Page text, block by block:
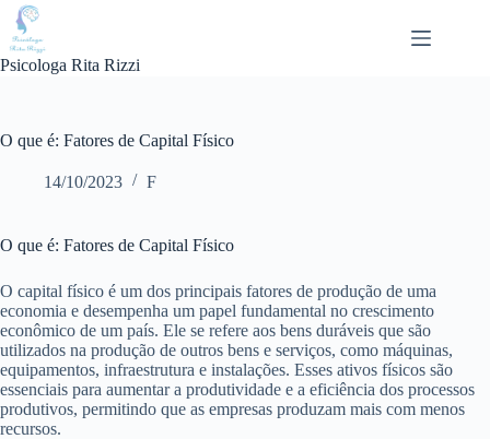
Pular
para
conteúdo
Psicologa Rita Rizzi
O que é: Fatores de Capital Físico
14/10/2023 F
O que é: Fatores de Capital Físico
O capital físico é um dos principais fatores de produção de uma
economia e desempenha um papel fundamental no crescimento
econômico de um país. Ele se refere aos bens duráveis ​​que são
utilizados na produção de outros bens e serviços, como máquinas,
equipamentos, infraestrutura e instalações. Esses ativos físicos são
essenciais para aumentar a produtividade e a eficiência dos processos
produtivos, permitindo que as empresas produzam mais com menos
recursos.